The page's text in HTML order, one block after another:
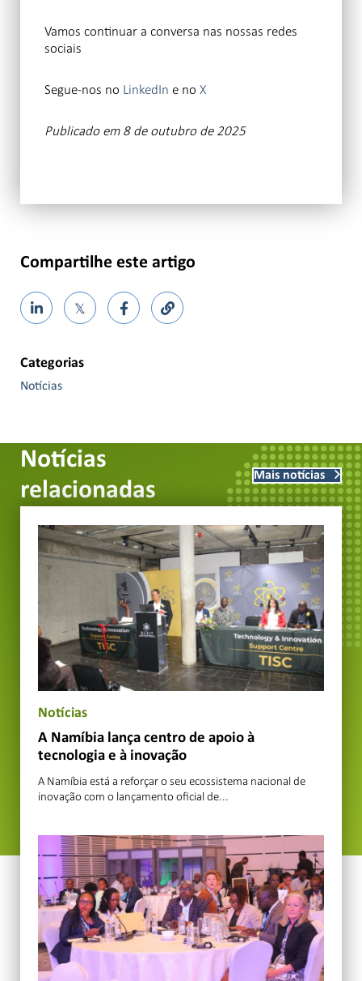
Vamos continuar a conversa nas nossas redes
sociais
Segue-nos no LinkedIn e no X
Publicado em 8 de outubro de 2025
Compartilhe este artigo
𝕏
Categorias
Notícias
Notícias
relacionadas
Mais notícias
Notícias
A Namíbia lança centro de apoio à
tecnologia e à inovação
A Namíbia está a reforçar o seu ecossistema nacional de
inovação com o lançamento oficial de...